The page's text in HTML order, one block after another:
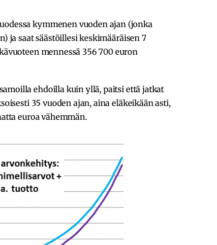
kymmenen vuoden ajan (jonka
ja saat säästöillesi keskimääräisen 7
mennessä 356 700 euron
ehdoilla kuin yllä, paitsi että jatkat
35 vuoden ajan, aina eläkeikään asti,
euroa vähemmän.